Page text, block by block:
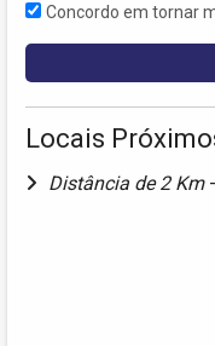
Concordo em tornar
Locais
Distância de 2 Km -